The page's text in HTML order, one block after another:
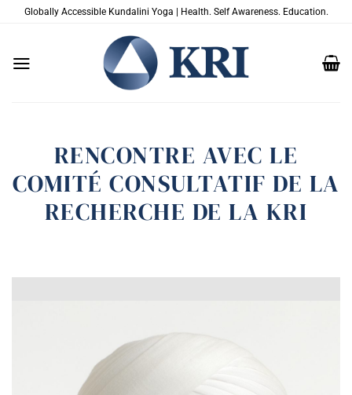
PasserGlobally Accessible Kundalini Yoga | Health. Self Awareness. Education.
RENCONTRE AVEC LE
COMITÉ CONSULTATIF DE LA
RECHERCHE DE LA KRI